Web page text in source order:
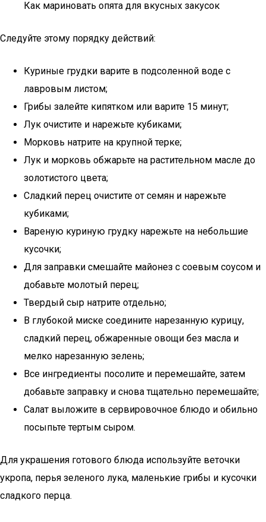
Как мариновать опята для вкусных закусок
Следуйте этому порядку действий:
Куриные грудки варите в подсоленной воде с
лавровым листом;
Грибы залейте кипятком или варите 15 минут;
Лук очистите и нарежьте кубиками;
Морковь натрите на крупной терке;
Лук и морковь обжарьте на растительном масле до
золотистого цвета;
Сладкий перец очистите от семян и нарежьте
кубиками;
Вареную куриную грудку нарежьте на небольшие
кусочки;
Для заправки смешайте майонез с соевым соусом и
добавьте молотый перец;
Твердый сыр натрите отдельно;
В глубокой миске соедините нарезанную курицу,
сладкий перец, обжаренные овощи без масла и
мелко нарезанную зелень;
Все ингредиенты посолите и перемешайте, затем
добавьте заправку и снова тщательно перемешайте;
Салат выложите в сервировочное блюдо и обильно
посыпьте тертым сыром.
Для украшения готового блюда используйте веточки
укропа, перья зеленого лука, маленькие грибы и кусочки
сладкого перца.